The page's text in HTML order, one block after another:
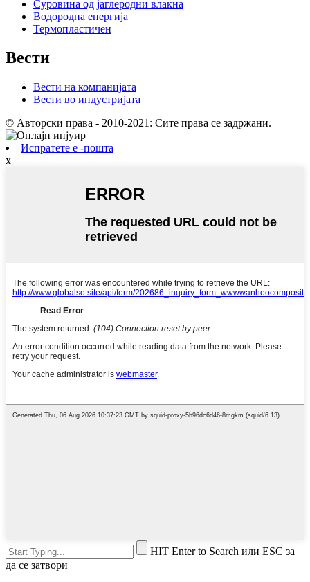
Суровина од јаглеродни влакна
Водородна енергија
Термопластичен
Вести
Вести на компанијата
Вести во индустријата
© Авторски права - 2010-2021: Сите права се задржани.
Испратете е -пошта
x
HIT Enter to Search или ESC за
да се затвори